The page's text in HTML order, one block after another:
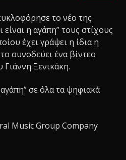
το νέο της
είναι η αγάπη” τους στίχους
έχει γράψει η ίδια η
συνοδεύει ένα βίντεο
Γιάννη Ξενικάκη.
αγάπη” σε όλα τα ψηφιακά
Music Group Company